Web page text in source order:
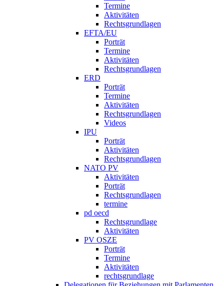
Termine
Aktivitäten
Rechtsgrundlagen
EFTA/EU
Porträt
Termine
Aktivitäten
Rechtsgrundlagen
ERD
Porträt
Termine
Aktivitäten
Rechtsgrundlagen
Videos
IPU
Porträt
Aktivitäten
Rechtsgrundlagen
NATO PV
Aktivitäten
Porträt
Rechtsgrundlagen
termine
pd oecd
Rechtsgrundlage
Aktivitäten
PV OSZE
Porträt
Termine
Aktivitäten
rechtsgrundlage